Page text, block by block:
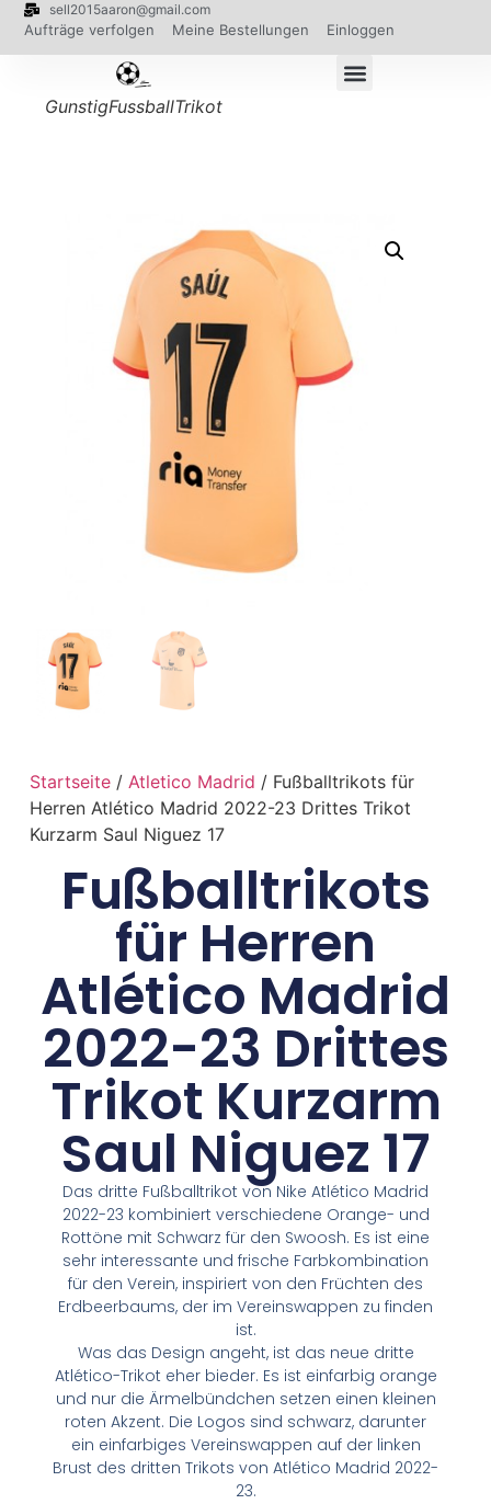
sell2015aaron@gmail.com
Aufträge verfolgen Meine Bestellungen Einloggen
GunstigFussballTrikot
Startseite/ Atletico Madrid / Fußballtrikots für
Herren Atlético Madrid 2022-23 Drittes Trikot
Kurzarm Saul Niguez 17
Fußballtrikots
für Herren
Atlético Madrid
2022-23 Drittes
Trikot Kurzarm
Saul Niguez 17
Das dritte Fußballtrikot von Nike Atlético Madrid
2022-23 kombiniert verschiedene Orange- und
Rottöne mit Schwarz für den Swoosh. Es ist eine
sehr interessante und frische Farbkombination
für den Verein, inspiriert von den Früchten des
Erdbeerbaums, der im Vereinswappen zu finden
ist.
Was das Design angeht, ist das neue dritte
Atlético-Trikot eher bieder. Es ist einfarbig orange
und nur die Ärmelbündchen setzen einen kleinen
roten Akzent. Die Logos sind schwarz, darunter
ein einfarbiges Vereinswappen auf der linken
Brust des dritten Trikots von Atlético Madrid 2022-
23.